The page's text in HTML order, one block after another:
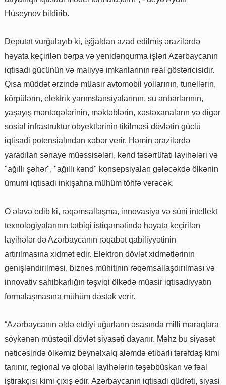
Hüseynov bildirib.
Deputat vurğulayıb ki, işğaldan azad edilmiş ərazilərdə
həyata keçirilən bərpa və yenidənqurma işləri Azərbaycanın
iqtisadi gücünün və maliyyə imkanlarının real göstəricisidir.
Qısa müddət ərzində müasir avtomobil yollarının, tunellərin,
körpülərin, elektrik yarımstansiyalarının, su anbarlarının,
yaşayış məntəqələrinin, məktəblərin, xəstəxanaların və digər
sosial infrastruktur obyektlərinin tikilməsi dövlətin güclü
iqtisadi potensialından xəbər verir. Həmin ərazilərdə
yaradılan sənaye müəssisələri, kənd təsərrüfatı layihələri və
"ağıllı şəhər", "ağıllı kənd" konsepsiyaları gələcəkdə ölkənin
ümumi iqtisadi inkişafına mühüm töhfə verəcək.
O əlavə edib ki, rəqəmsallaşma, innovasiya və süni intellekt
texnologiyalarının tətbiqi istiqamətində həyata keçirilən
layihələr də Azərbaycanın rəqabət qabiliyyətinin
artırılmasına xidmət edir. Elektron dövlət xidmətlərinin
genişləndirilməsi, biznes mühitinin rəqəmsallaşdırılması və
innovativ sahibkarlığın təşviqi ölkədə müasir iqtisadiyyatın
formalaşmasına mühüm dəstək verir.
“Azərbaycanın əldə etdiyi uğurların əsasında milli maraqlara
söykənən müstəqil dövlət siyasəti dayanır. Məhz bu siyasət
nəticəsində ölkəmiz beynəlxalq aləmdə etibarlı tərəfdaş kimi
tanınır, regional və qlobal layihələrin təşəbbüskarı və fəal
iştirakçısı kimi çıxış edir. Azərbaycanın iqtisadi qüdrəti, siyasi